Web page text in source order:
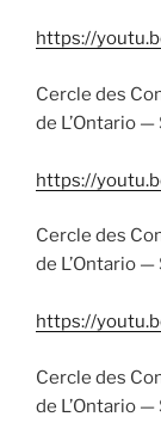
https://
Cercle des
de L’Ontario —
https://
Cercle des
de L’Ontario —
https://
Cercle des
de L’Ontario —